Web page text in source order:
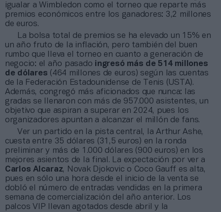
igualar a Wimbledon como el torneo que reparte más
premios económicos entre los ganadores: 3,2 millones
de euros.
La bolsa total de premios se ha elevado un 15% en
un año fruto de la inflación, pero también del buen
rumbo que lleva el torneo en cuanto a generación de
negocio: el año pasado ingresó más de 514 millones
de dólares (464 millones de euros) según las cuentas
de la Federación Estadounidense de Tenis (USTA).
Además, congregó más aficionados que nunca: las
gradas se llenaron con más de 957.000 asistentes, un
objetivo que aspiran a superar en 2024, pues los
organizadores apuntan a alcanzar el millón de fans.
Ver un partido en la pista central, la Arthur Ashe,
cuesta entre 35 dólares (31,5 euros) en la ronda
preliminar y más de 1.000 dólares (900 euros) en los
mejores asientos de la final. La expectación por ver a
Carlos Alcaraz, Novak Djokovic o Coco Gauff es alta,
pues en sólo una hora desde el inicio de la venta se
dobló el número de entradas vendidas en la primera
semana de comercialización del año anterior. Los
palcos VIP llevan agotados desde abril y la